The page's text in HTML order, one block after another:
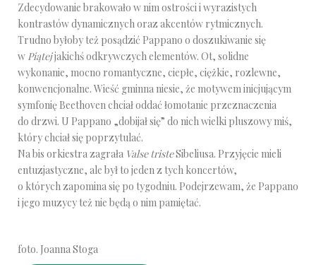
Zdecydowanie brakowało w nim ostrości i wyrazistych
kontrastów dynamicznych oraz akcentów rytmicznych.
Trudno byłoby też posądzić Pappano o doszukiwanie się
w Piątejjakichś odkrywczych elementów. Ot, solidne
wykonanie, mocno romantyczne, ciepłe, ciężkie, rozlewne,
konwencjonalne. Wieść gminna niesie, że motywem inicjującym
symfonię Beethoven chciał oddać łomotanie przeznaczenia
do drzwi. U Pappano „dobijał się” do nich wielki pluszowy miś,
który chciał się poprzytulać.
Na bis orkiestra zagrała Valse tristeSibeliusa. Przyjęcie mieli
entuzjastyczne, ale był to jeden z tych koncertów,
o których zapomina się po tygodniu. Podejrzewam, że Pappano
i jego muzycy też nie będą o nim pamiętać.
foto. Joanna Stoga